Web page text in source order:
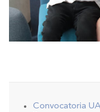
Convocatoria